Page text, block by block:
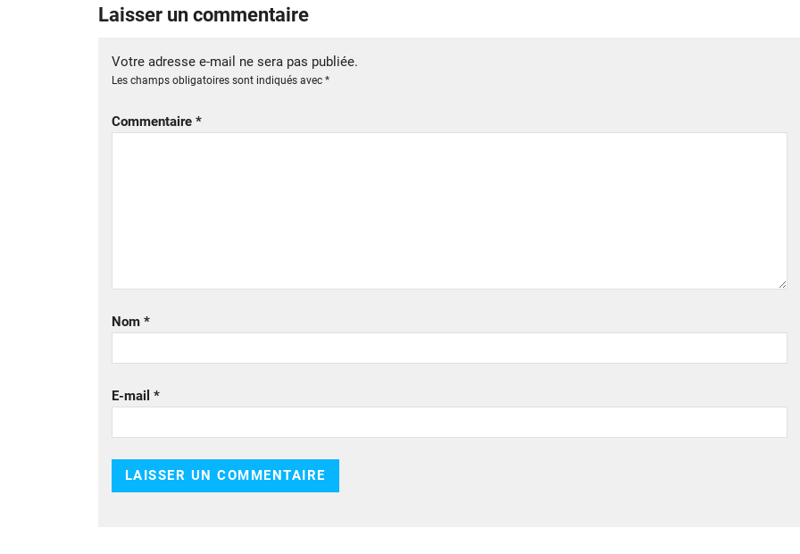
Laisser un commentaire
Votre adresse e-mail ne sera pas publiée.
Les champs obligatoires sont indiqués avec *
Commentaire *
Nom *
E-mail *